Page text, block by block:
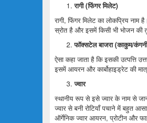
रागी (फिंगर मिलेट)
रागी, फिंगर मिलेट का लोकप्रिय
स्रोत है और इसमें किसी भी भोजन की
फॉक्सटेल बाजरा (काकुम/
ऐसा कहा जाता है कि इसकी उत्पत्ति
इसमें आयरन और कार्बोहाइड्रेट की
ज्वार
स्थानीय रूप से इसे ज्वार के नाम से
ज्वार से बनी रोटियाँ पचाने में बहुत
ऑर्गेनिक ज्वार आयरन, प्रोटीन और